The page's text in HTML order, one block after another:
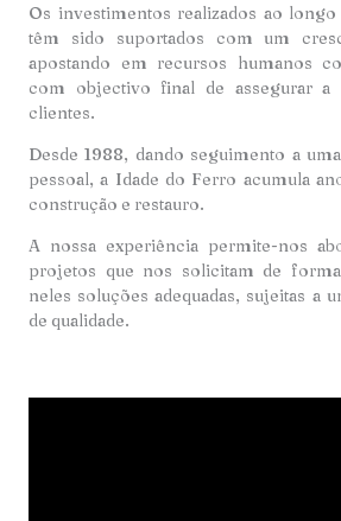
Os investimentos realizados ao
têm sido suportados com um
apostando em recursos humanos
com objectivo final de assegurar a
clientes.
Desde 1988, dando seguimento a
pessoal, a Idade do Ferro acumula
construção e restauro.
A nossa experiência permite-nos
projetos que nos solicitam de
neles soluções adequadas, sujeitas a
de qualidade.